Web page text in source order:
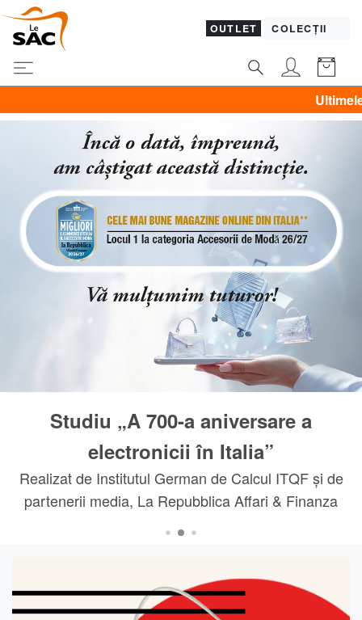
OUTLET COLECȚII
Ultimele zile! PIQUADRO, GUESS,
a
Calcul ITQF și de
Affari & Finanza
Peste 50.000 de
Reputația noastră este